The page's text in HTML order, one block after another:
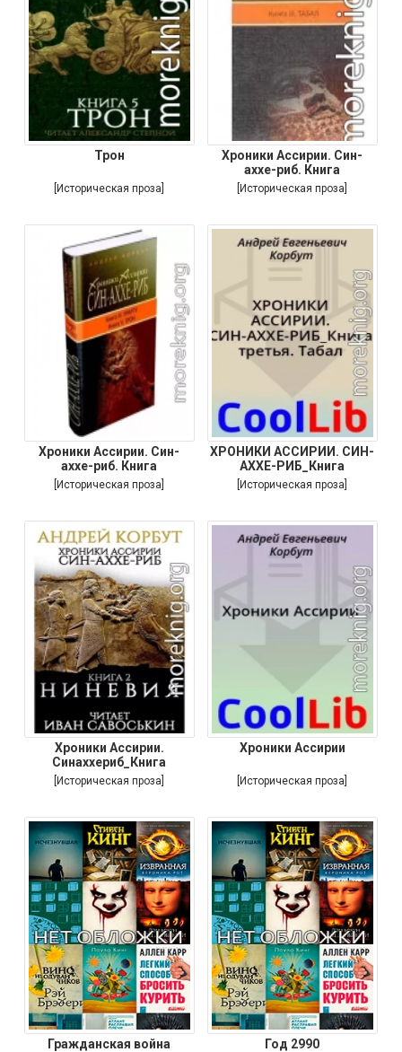
Трон
[Историческая проза]
Хроники Ассирии. Син-
аххе-риб. Книга
[Историческая проза]
Хроники Ассирии. Син-
аххе-риб. Книга
[Историческая проза]
ХРОНИКИ АССИРИИ. СИН-
АХХЕ-РИБ_Книга
[Историческая проза]
Хроники Ассирии.
Синаххериб_Книга
[Историческая проза]
Хроники Ассирии
[Историческая проза]
Гражданская война Год 2990